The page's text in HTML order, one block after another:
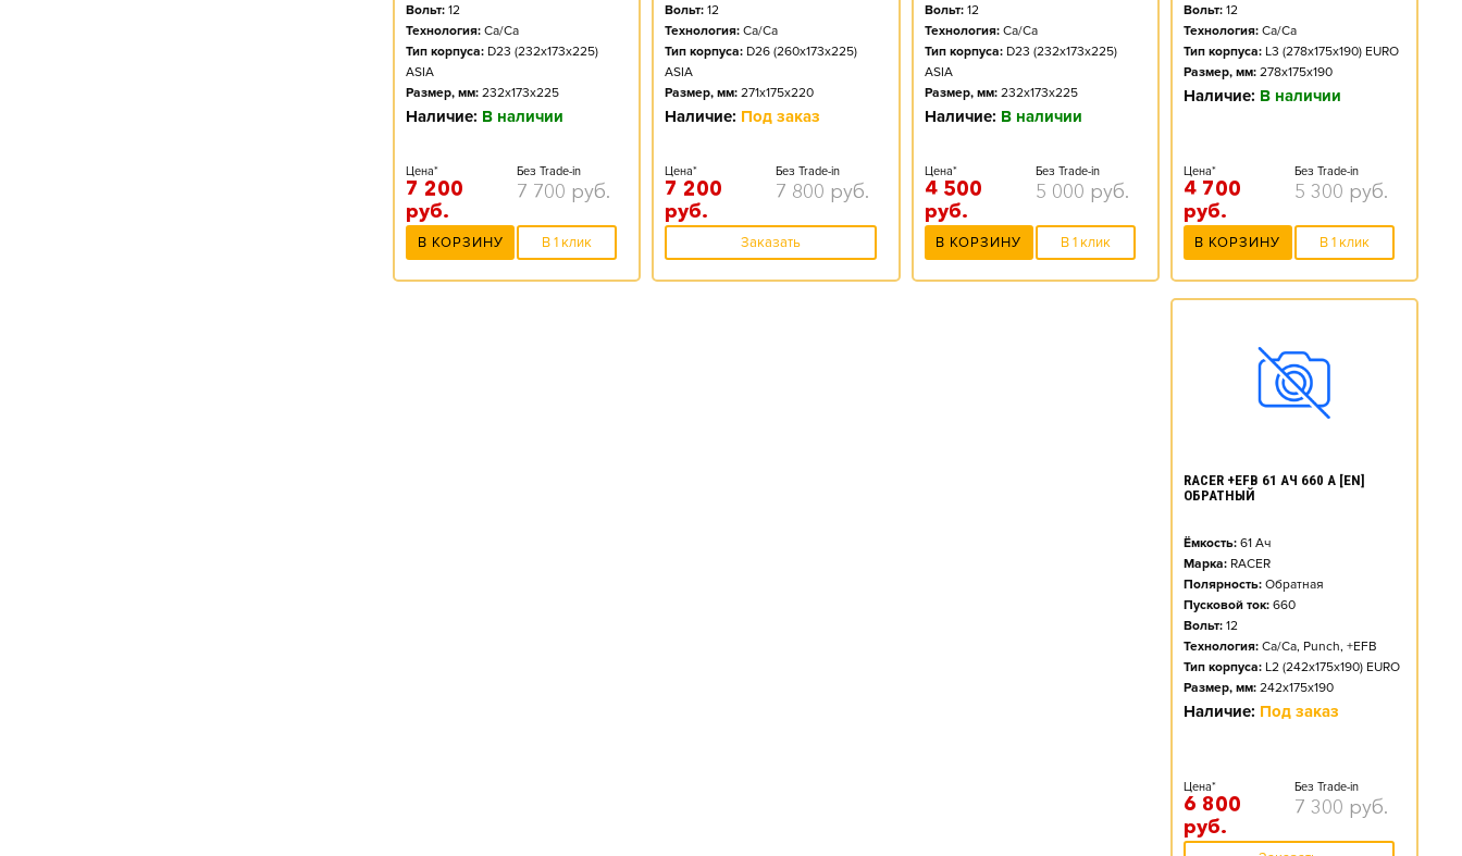
Вольт: 12
Технология: Ca/Ca
Тип корпуса: D23 (232x173x225)
ASIA
Размер, мм: 232x173x225
Наличие: В наличии
Цена*
7 200
руб.
Без Trade-in
7 700 руб.
В КОРЗИНУ В 1 клик
Вольт: 12
Технология: Ca/Ca
Тип корпуса: D26 (260x173x225)
ASIA
Размер, мм: 271x175x220
Наличие: Под заказ
Цена*
7 200
руб.
Без Trade-in
7 800 руб.
Заказать
Вольт: 12
Технология: Ca/Ca
Тип корпуса: D23 (232x173x225)
ASIA
Размер, мм: 232x173x225
Наличие: В наличии
Цена*
4 500
руб.
Без Trade-in
5 000 руб.
В КОРЗИНУ В 1 клик
Вольт: 12
Технология: Ca/Ca
Тип корпуса: L3 (278x175x190) EURO
Размер, мм: 278x175x190
Наличие: В наличии
Цена*
4 700
руб.
Без Trade-in
5 300 руб.
В КОРЗИНУ В 1 клик
RACER +EFB 61 АЧ 660 А [EN]
ОБРАТНЫЙ
Ёмкость: 61Ач
Марка: RACER
Полярность: Обратная
Пусковой ток: 660
Вольт: 12
Технология: Ca/Ca, Punch, +EFB
Тип корпуса: L2 (242x175x190) EURO
Размер, мм: 242x175x190
Наличие: Под заказ
Цена*
6 800
руб.
Без Trade-in
7 300 руб.